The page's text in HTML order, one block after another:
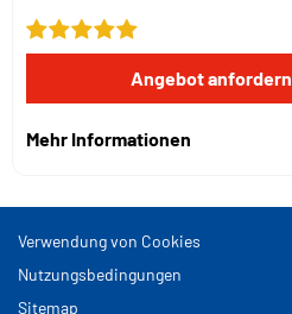
Angebot anfordern
Mehr Informationen
Verwendung von Cookies
Nutzungsbedingungen
Sitemap